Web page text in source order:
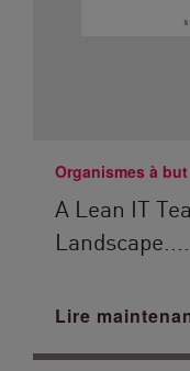
Organismes à
A Lean IT
Landscape....
Lire